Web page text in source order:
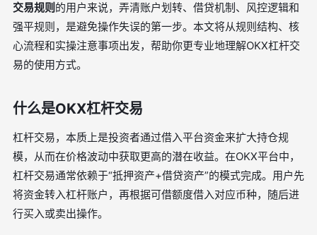
交易规则 的用户来说，弄清账户划转、借贷机制、风控逻辑和
强平规则，是避免操作失误的第一步。本文将从规则结构、核
心流程和实操注意事项出发，帮助你更专业地理解OKX杠杆交
易的使用方式。
什么是OKX杠杆交易
杠杆交易，本质上是投资者通过借入平台资金来扩大持仓规
模，从而在价格波动中获取更高的潜在收益。在OKX平台中，
杠杆交易通常依赖于“抵押资产+借贷资产”的模式完成。用户先
将资金转入杠杆账户，再根据可借额度借入对应币种，随后进
行买入或卖出操作。